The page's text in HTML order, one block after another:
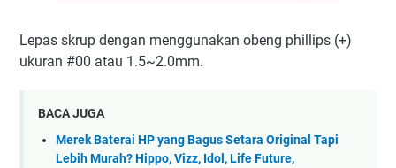
Lepas skrup dengan menggunakan obeng phillips (+)
ukuran #00 atau 1.5~2.0mm.
BACA JUGA
Merek Baterai HP yang Bagus Setara Original Tapi
Lebih Murah? Hippo, Vizz, Idol, Life Future,